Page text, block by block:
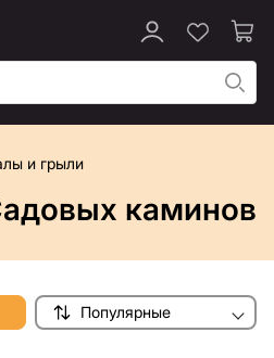
и грыли
каминов
Популярные